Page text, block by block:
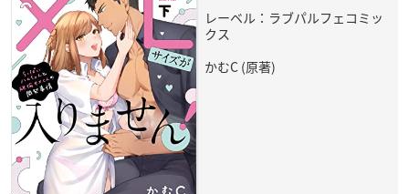
レーベル：ラブパルフェコミッ
クス
かむC (原著)